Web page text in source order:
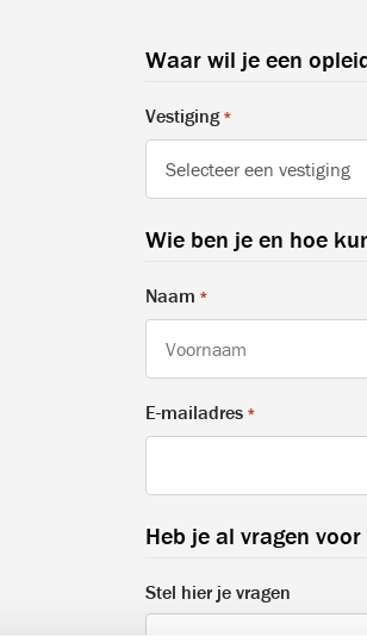
Waar wil je een
Vestiging *
Wie ben je en hoe
Naam *
E-mailadres *
Heb je al vragen voor
Stel hier je vragen